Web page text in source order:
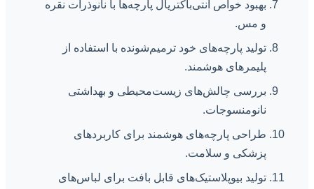
بهبود خواص آنتی‌باکتریال پارچه‌ها با نانوذرات نقره
و مس.
تولید پارچه‌های خود ترمیم‌شونده با استفاده از
پلیمرهای هوشمند.
بررسی چالش‌های زیست‌محیطی و بهداشتی
نانومنسوجات.
طراحی پارچه‌های هوشمند برای کاربردهای
پزشکی و سلامت.
تولید بیوپلاستیک‌های قابل بافت برای لباس‌های